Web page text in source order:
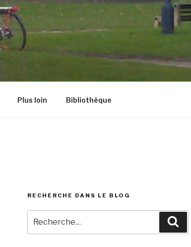
Plus loin Bibliothèque
RECHERCHE DANS LE BLOG
pour